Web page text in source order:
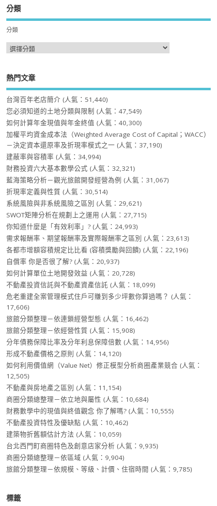
分類
分類
熱門文章
台灣百年老店簡介 (人氣：51,440)
您必須知道的土地分類與限制 (人氣：47,549)
如何計算年金現值與年金終值 (人氣：40,300)
加權平均資金成本法（Weighted Average Cost of Capital；WACC）
－決定資本還原率及折現率模式之一 (人氣：37,190)
建蔽率與容積率 (人氣：34,994)
財務投資六大基本數學公式 (人氣：32,321)
藍海策略分析－觀光旅館開發經營為例 (人氣：31,067)
折現率定義與性質 (人氣：30,514)
系統風險與非系統風險之區別 (人氣：29,621)
SWOT矩陣分析在規劃上之運用 (人氣：27,715)
你知道什麼是「有效利率」? (人氣：24,993)
需求報酬率、期望報酬率及實際報酬率之區別 (人氣：23,613)
各都市增額容積規定比比看 (容積獎勵與回饋) (人氣：22,196)
自償率 你是否很了解? (人氣：20,937)
如何計算單位土地開發效益 (人氣：20,728)
不動產投資信託與不動產資產信託 (人氣：18,099)
危老重建全案管理模式住戶可賺到多少坪數你算過嗎？ (人氣：
17,606)
旅館分類整理－依連鎖經營型態 (人氣：16,462)
旅館分類整理－依經營性質 (人氣：15,908)
分年債務保障比率及分年利息保障倍數 (人氣：14,956)
形成不動產價格之原則 (人氣：14,120)
如何利用價值網（Value Net）修正模型分析商圈產業競合 (人氣：
12,505)
不動產與房地產之區別 (人氣：11,154)
商圈分類總整理－依立地與屬性 (人氣：10,684)
財務數學中的現值與終值觀念 你了解嗎? (人氣：10,555)
不動產投資特性及優缺點 (人氣：10,462)
建築物折舊額估計方法 (人氣：10,059)
台北西門町商圈特色及創意店家分析 (人氣：9,935)
商圈分類總整理－依區域 (人氣：9,904)
旅館分類整理－依規模、等級、計價、住宿時間 (人氣：9,785)
標籤